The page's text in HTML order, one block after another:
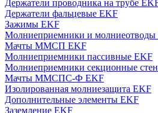
Держатели проводника на трубе
Держатели фальцевые EKF
Зажимы EKF
Молниеприемники и молниеотводы
Мачты ММСП EKF
Молниеприемники пассивные EKF
Молниеприемники секционные
Мачты ММСПС-Ф EKF
Изолированная молниезащита EKF
Дополнительные элементы EKF
Заземление EKF